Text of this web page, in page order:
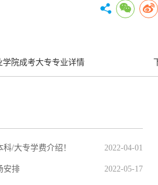
学院成考大专专业详情
2022-04-01
/大专学费介绍！
2022-05-17
安排